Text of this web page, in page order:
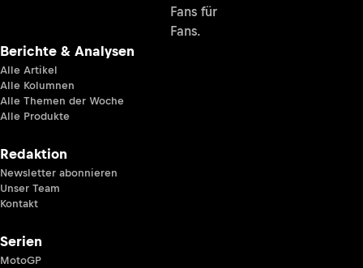
Fans für
Fans.
Berichte & Analysen
Alle Artikel
Alle Kolumnen
Alle Themen der Woche
Alle Produkte
Redaktion
Newsletter abonnieren
Unser Team
Kontakt
Serien
MotoGP